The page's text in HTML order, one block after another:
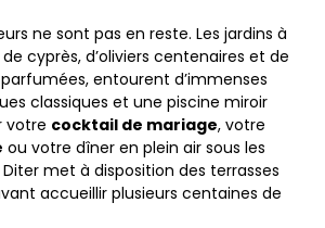
ne sont pas en reste. Les jardins à
cyprès, d’oliviers centenaires et de
entourent d’immenses
classiques et une piscine miroir
votre cocktail de mariage, votre
ou votre dîner en plein air sous les
met à disposition des terrasses
accueillir plusieurs centaines de